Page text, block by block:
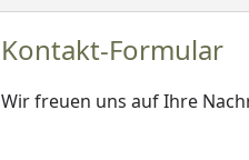
Kontakt-Formular
Wir freuen uns auf Ihre